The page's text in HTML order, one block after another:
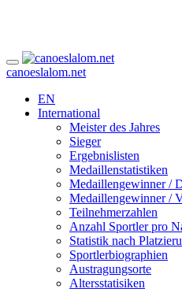
canoeslalom.net
EN
International
Meister des Jahres
Sieger
Ergebnislisten
Medaillenstatistiken
Medaillengewinner /
Medaillengewinner /
Teilnehmerzahlen
Anzahl Sportler pro
Statistik nach
Sportlerbiographien
Austragungsorte
Altersstatisiken